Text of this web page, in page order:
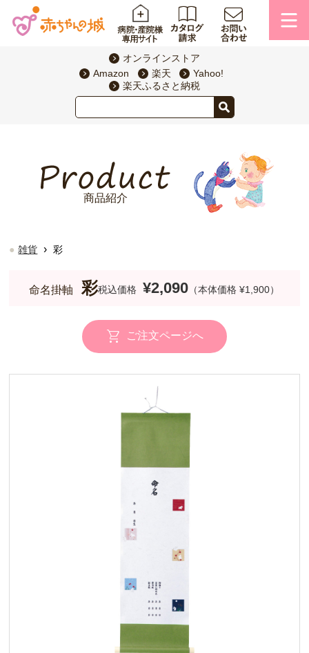
オンラインストア
Amazon
楽天
Yahoo!
楽天ふるさと納税
商品紹介
雑貨 › 彩
命名掛軸 彩税込価格 ¥2,090 （本体価格 ¥1,900）
ご注文ページへ